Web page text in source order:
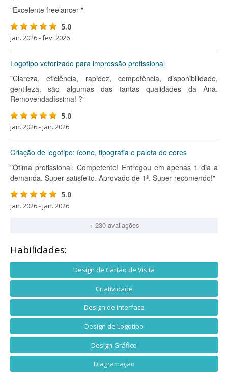
"Excelente freelancer "
5.0
jan. 2026 - fev. 2026
Logotipo vetorizado para impressão profissional
"Clareza, eficiência, rapidez, competência, disponibilidade,
gentileza, são algumas das tantas qualidades da Ana.
Removendadíssima! ?"
5.0
jan. 2026 - jan. 2026
Criação de logotipo: ícone, tipografia e paleta de cores
"Ótima profissional. Competente! Entregou em apenas 1 dia a
demanda. Super satisfeito. Aprovado de 1ª. Super recomendo!"
5.0
jan. 2026 - jan. 2026
+ 230 avaliações
Habilidades:
Design de Cartão de Visita
Criatividade
Design de Interface
Design de Logotipo
Design Gráfico
Diagramação